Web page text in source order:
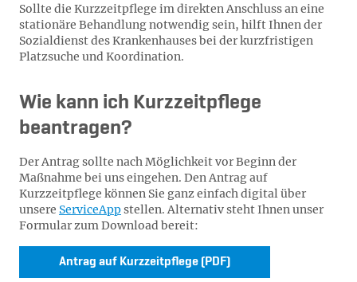
Sollte die Kurzzeitpflege im direkten Anschluss an eine
stationäre Behandlung notwendig sein, hilft Ihnen der
Sozialdienst des Krankenhauses bei der kurzfristigen
Platzsuche und Koordination.
Wie kann ich Kurzzeitpflege
beantragen?
Der Antrag sollte nach Möglichkeit vor Beginn der
Maßnahme bei uns eingehen. Den Antrag auf
Kurzzeitpflege können Sie ganz einfach digital über
unsere ServiceAppstellen. Alternativ steht Ihnen unser
Formular zum Download bereit:
Antrag auf Kurzzeitpflege (PDF)